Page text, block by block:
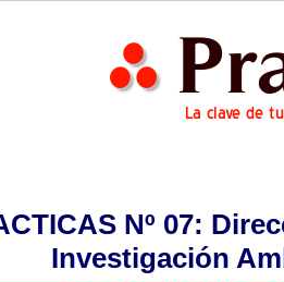
Nº 07:
Investigación